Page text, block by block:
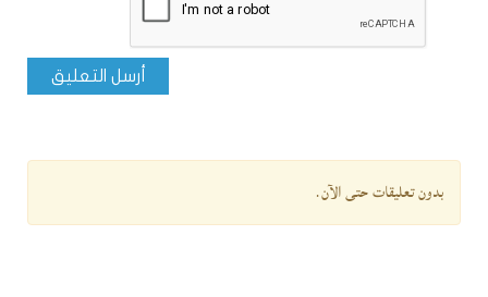
أرسل التعليق
بدون تعليقات حتى الآن.